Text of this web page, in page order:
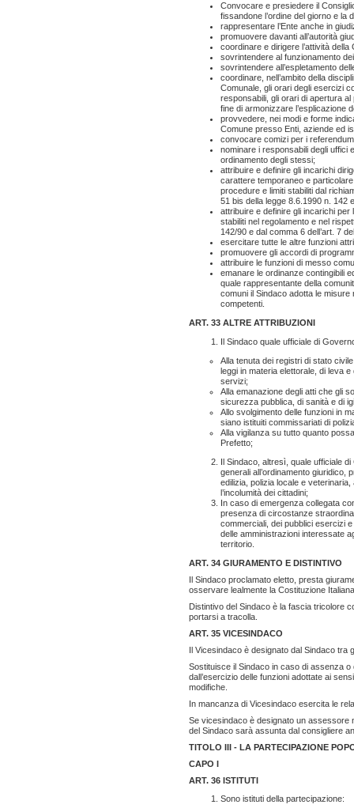
Convocare e presiedere il
fissandone l’ordine del giorno e la
rappresentare l’Ente anche in
promuovere davanti all’autorità
coordinare e dirigere l’attività
sovrintendere al funzionamento
sovrintendere all’espletamento
coordinare, nell’ambito della
Comunale, gli orari degli esercizi
responsabili, gli orari di apertura
fine di armonizzare l’esplicazione
provvedere, nei modi e forme
Comune presso Enti, aziende ed
convocare comizi per i
nominare i responsabili degli uffici
ordinamento degli stessi;
attribuire e definire gli incarichi
carattere temporaneo e
procedure e limiti stabiliti dal
51 bis della legge 8.6.1990 n. 142
attribuire e definire gli incarichi
stabiliti nel regolamento e nel
142/90 e dal comma 6 dell’art. 7
esercitare tutte le altre funzioni
promuovere gli accordi di
attribuire le funzioni di messo
emanare le ordinanze contingibili
quale rappresentante della
comuni il Sindaco adotta le
competenti.
ART. 33 ALTRE ATTRIBUZIONI
Il Sindaco quale ufficiale di
Alla tenuta dei registri di stato
leggi in materia elettorale, di leva
servizi;
Alla emanazione degli atti che gli
sicurezza pubblica, di sanità e di
Allo svolgimento delle funzioni in
siano istituiti commissariati di
Alla vigilanza su tutto quanto
Prefetto;
Il Sindaco, altresì, quale ufficiale
generali all’ordinamento giuridico,
edilizia, polizia locale e
l’incolumità dei cittadini;
In caso di emergenza collegata
presenza di circostanze
commerciali, dei pubblici esercizi
delle amministrazioni interessate
territorio.
ART. 34 GIURAMENTO E DISTINTIVO
Il Sindaco proclamato eletto, presta
osservare lealmente la Costituzione
Distintivo del Sindaco è la fascia tricolore
portarsi a tracolla.
ART. 35 VICESINDACO
Il Vicesindaco è designato dal Sindaco tra
Sostituisce il Sindaco in caso di assenza
dall’esercizio delle funzioni adottate ai
modifiche.
In mancanza di Vicesindaco esercita le
Se vicesindaco è designato un assessore
del Sindaco sarà assunta dal consigliere
TITOLO III - LA PARTECIPAZIONE
CAPO I
ART. 36 ISTITUTI
Sono istituti della partecipazione: